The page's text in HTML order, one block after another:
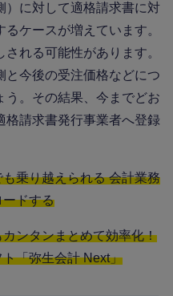
）に対して適格請求書に対
ケースが増えています。
れる可能性があります。
と今後の受注価格などにつ
う。その結果、今までどお
格請求書発行事業者へ登録
乗り越えられる 会計業務
ードする
ンタンまとめて効率化！
「弥生会計 Next」